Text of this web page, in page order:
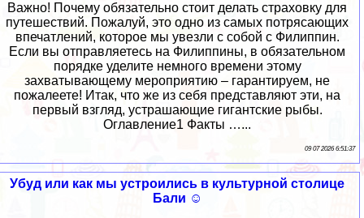
Важно! Почему обязательно стоит делать страховку для
путешествий. Пожалуй, это одно из самых потрясающих
впечатлений, которое мы увезли с собой с Филиппин.
Если вы отправляетесь на Филиппины, в обязательном
порядке уделите немного времени этому
захватывающему мероприятию – гарантируем, не
пожалеете! Итак, что же из себя представляют эти, на
первый взгляд, устрашающие гигантские рыбы.
Оглавление1 Факты …...
09 07 2026 6:51:37
Убуд или как мы устроились в культурной столице
Бали ☺